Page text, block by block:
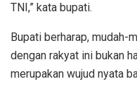
TNI,” kata bupati.
Bupati berharap, mudah-
dengan rakyat ini bukan
merupakan wujud nyata